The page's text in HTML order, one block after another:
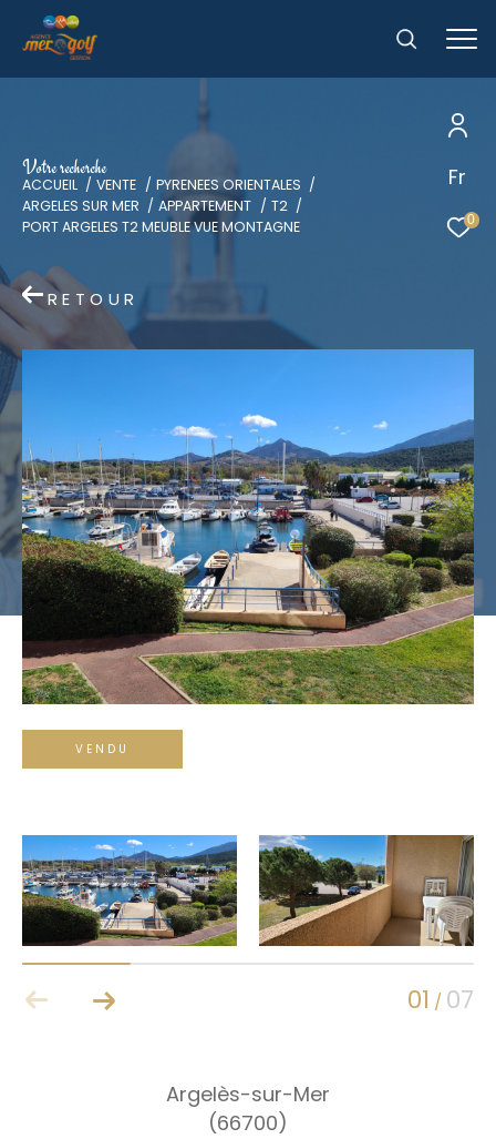
Fr
0
Votrerecherche
ACCUEIL VENTE
PYRENEES ORIENTALES
ARGELES SUR MER
APPARTEMENT
T2
PORT ARGELES T2 MEUBLE VUE MONTAGNE
RETOUR
VENDU
01 / 07
Argelès-sur-Mer
(66700)
Effectuer une recherche
et trouver le bien qui correspond à vos
critères
Type
d'offre
Acheter
Budget
Budget
Surface
Surface
Pièces
Pièces
Terrasse Parking Piscine
FILTRER PAR
RECHERCHER